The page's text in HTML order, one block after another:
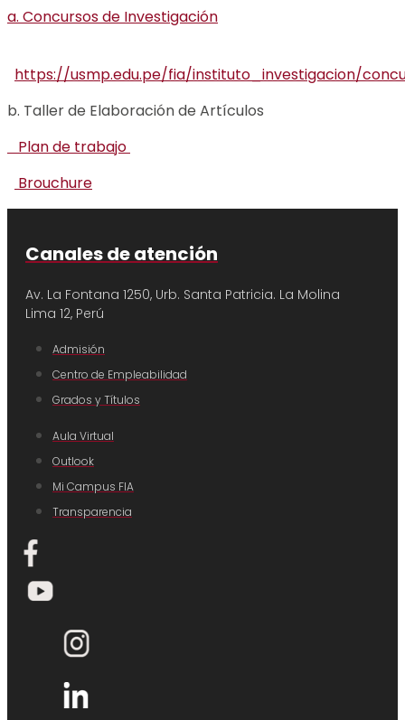
a. Concursos de Investigación
https://usmp.edu.pe/fia/instituto_investigacion/
b. Taller de Elaboración de Artículos
Plan de trabajo
Brouchure
Canales de atención
Av. La Fontana 1250, Urb. Santa Patricia. La Molina
Lima 12, Perú
Admisión
Centro de Empleabilidad
Grados y Títulos
Aula Virtual
Outlook
Mi Campus FIA
Transparencia